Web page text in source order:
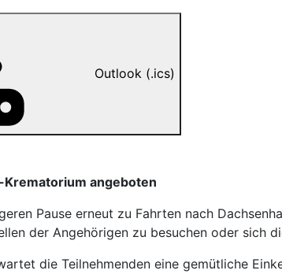
Outlook (.ics)
angeboten
Pause erneut zu Fahrten nach
der Angehörigen zu besuchen oder sich
die Teilnehmenden eine gemütliche